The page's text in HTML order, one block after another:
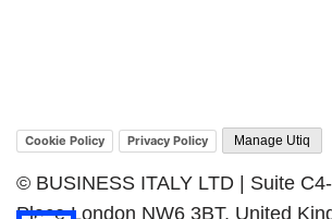
Cookie Policy Privacy Policy Manage Utiq
© BUSINESS ITALY LTD | Suite
Place London NW6 3BT, United